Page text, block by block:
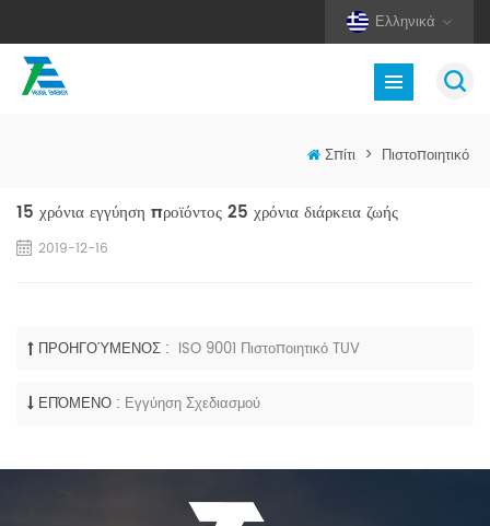
Ελληνικά
Σπίτι > Πιστοποιητικό
15 χρόνια εγγύηση προϊόντος 25 χρόνια διάρκεια ζωής
2019-12-16
ΠΡΟΗΓΟΎΜΕΝΟΣ : ISO 9001 Πιστοποιητικό TUV
ΕΠΌΜΕΝΟ : Εγγύηση Σχεδιασμού